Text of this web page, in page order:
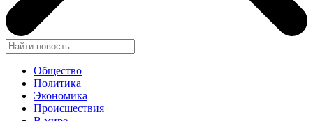
Общество
Политика
Экономика
Происшествия